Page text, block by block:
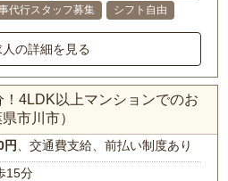
代行スタッフ募集 シフト自由
人の詳細を見る
4LDK以上マンションでのお
市川市）
円 、交通費支給、前払い制度あり
15分